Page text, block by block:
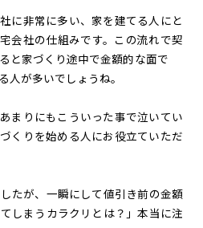
に非常に多い、家を建てる人にと
会社の仕組みです。この流れで契
と家づくり途中で金額的な面で
人が多いでしょうね。
まりにもこういった事で泣いてい
くりを始める人にお役立ていただ
たが、一瞬にして値引き前の金額
しまうカラクリとは？」本当に注